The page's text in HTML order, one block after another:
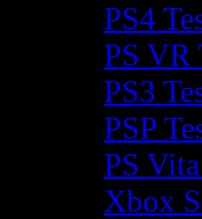
PS4
PS VR
PS3
PSP
PS
Xbox